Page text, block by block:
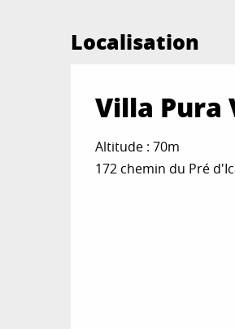
Localisation
Villa Pura
Altitude : 70m
172 chemin du Pré